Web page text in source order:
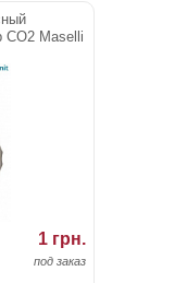
CO2 Maselli
1 грн.
под заказ